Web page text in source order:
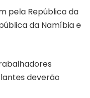
pela República da
da Namíbia e
deverão